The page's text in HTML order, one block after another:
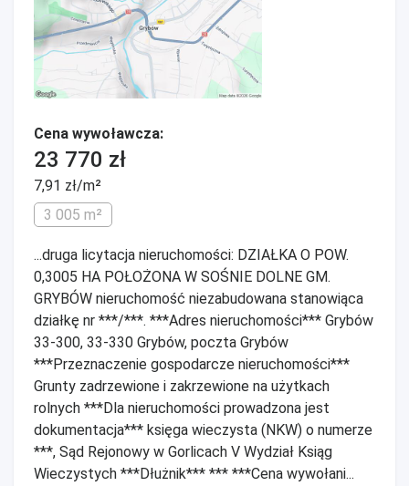
Cena wywoławcza:
23 770 zł
7,91 zł/m²
3 005 m²
...druga licytacja nieruchomości: DZIAŁKA O POW.
0,3005 HA POŁOŻONA W SOŚNIE DOLNE GM.
GRYBÓW nieruchomość niezabudowana stanowiąca
działkę nr ***/***. ***Adres nieruchomości*** Grybów
33-300, 33-330 Grybów, poczta Grybów
***Przeznaczenie gospodarcze nieruchomości***
Grunty zadrzewione i zakrzewione na użytkach
rolnych ***Dla nieruchomości prowadzona jest
dokumentacja*** księga wieczysta (NKW) o numerze
***, Sąd Rejonowy w Gorlicach V Wydział Ksiąg
Wieczystych ***Dłużnik*** *** ***Cena wywołani...